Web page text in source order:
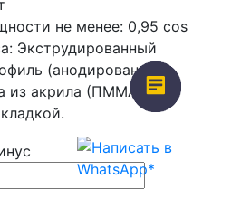
не менее: 0,95 cos
Экструдированный
(анодированный),
из акрила (ПММА) с